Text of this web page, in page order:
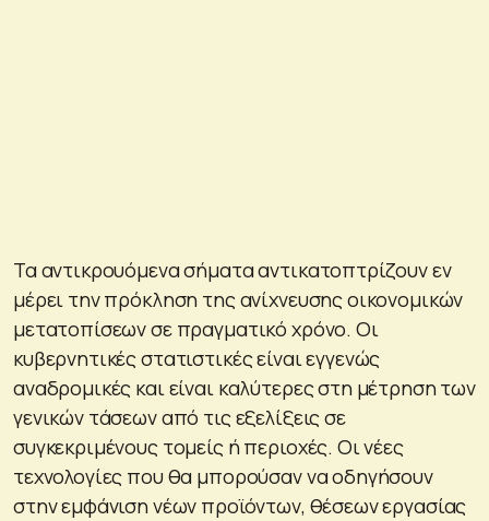
Τα αντικρουόμενα σήματα αντικατοπτρίζουν εν
μέρει την πρόκληση της ανίχνευσης οικονομικών
μετατοπίσεων σε πραγματικό χρόνο. Οι
κυβερνητικές στατιστικές είναι εγγενώς
αναδρομικές και είναι καλύτερες στη μέτρηση των
γενικών τάσεων από τις εξελίξεις σε
συγκεκριμένους τομείς ή περιοχές. Οι νέες
τεχνολογίες που θα μπορούσαν να οδηγήσουν
στην εμφάνιση νέων προϊόντων, θέσεων εργασίας